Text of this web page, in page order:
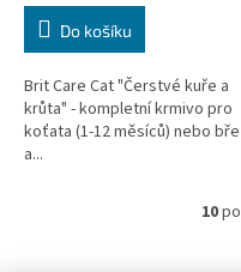
Do košíku
Brit Care Cat "Čerstvé kuře a
krůta" - kompletní krmivo pro
koťata (1-12 měsíců) nebo
a...
10